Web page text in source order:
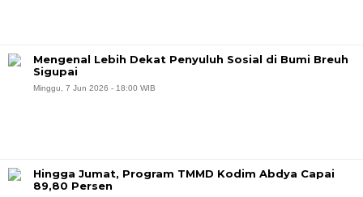
Mengenal Lebih Dekat Penyuluh Sosial di Bumi Breuh
Sigupai
Minggu, 7 Jun 2026 - 18:00 WIB
Hingga Jumat, Program TMMD Kodim Abdya Capai
89,80 Persen